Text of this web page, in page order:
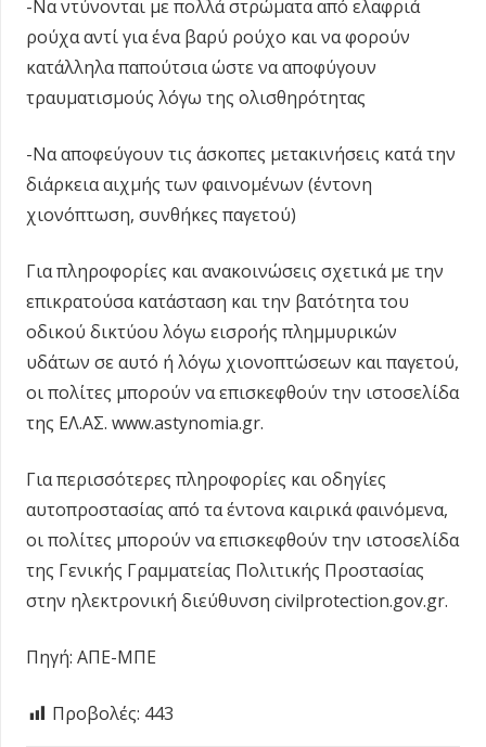
-Να ντύνονται με πολλά στρώματα από ελαφριά
ρούχα αντί για ένα βαρύ ρούχο και να φορούν
κατάλληλα παπούτσια ώστε να αποφύγουν
τραυματισμούς λόγω της ολισθηρότητας
-Να αποφεύγουν τις άσκοπες μετακινήσεις κατά την
διάρκεια αιχμής των φαινομένων (έντονη
χιονόπτωση, συνθήκες παγετού)
Για πληροφορίες και ανακοινώσεις σχετικά με την
επικρατούσα κατάσταση και την βατότητα του
οδικού δικτύου λόγω εισροής πλημμυρικών
υδάτων σε αυτό ή λόγω χιονοπτώσεων και παγετού,
οι πολίτες μπορούν να επισκεφθούν την ιστοσελίδα
της ΕΛ.ΑΣ. www.astynomia.gr.
Για περισσότερες πληροφορίες και οδηγίες
αυτοπροστασίας από τα έντονα καιρικά φαινόμενα,
οι πολίτες μπορούν να επισκεφθούν την ιστοσελίδα
της Γενικής Γραμματείας Πολιτικής Προστασίας
στην ηλεκτρονική διεύθυνση civilprotection.gov.gr.
Πηγή: ΑΠΕ-ΜΠΕ
Προβολές: 443